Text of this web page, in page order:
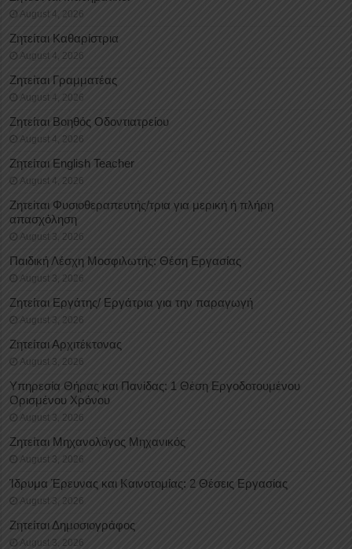
August 4, 2026
Ζητείται Καθαρίστρια
August 4, 2026
Ζητείται Γραμματέας
August 4, 2026
Ζητείται Βοηθός Οδοντιατρείου
August 4, 2026
Ζητείται English Teacher
August 4, 2026
Ζητείται Φυσιοθεραπευτής/τρια για μερική ή πλήρη
απασχόληση
August 3, 2026
Παιδική Λέσχη Μοσφιλωτής: Θέση Εργασίας
August 3, 2026
Ζητείται Εργάτης/ Εργάτρια για την παραγωγή
August 3, 2026
Ζητείται Αρχιτέκτονας
August 3, 2026
Υπηρεσία Θήρας και Πανίδας: 1 Θέση Eργοδοτουμένου
Oρισμένου Xρόνου
August 3, 2026
Ζητείται Μηχανολόγος Μηχανικός
August 3, 2026
Ίδρυμα Έρευνας και Καινοτομίας: 2 Θέσεις Εργασίας
August 3, 2026
Ζητείται Δημοσιογράφος
August 3, 2026